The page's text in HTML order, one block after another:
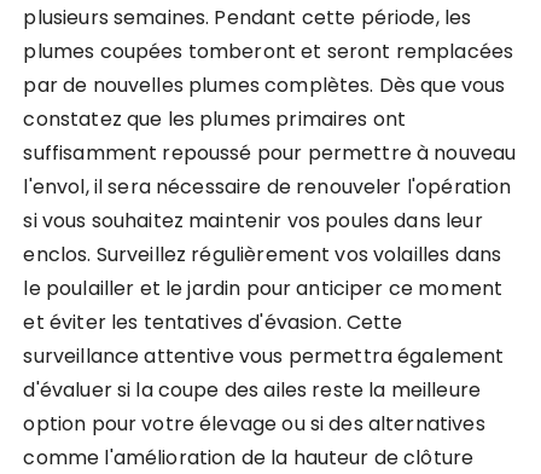
plusieurs semaines. Pendant cette période, les
plumes coupées tomberont et seront remplacées
par de nouvelles plumes complètes. Dès que vous
constatez que les plumes primaires ont
suffisamment repoussé pour permettre à nouveau
l'envol, il sera nécessaire de renouveler l'opération
si vous souhaitez maintenir vos poules dans leur
enclos. Surveillez régulièrement vos volailles dans
le poulailler et le jardin pour anticiper ce moment
et éviter les tentatives d'évasion. Cette
surveillance attentive vous permettra également
d'évaluer si la coupe des ailes reste la meilleure
option pour votre élevage ou si des alternatives
comme l'amélioration de la hauteur de clôture